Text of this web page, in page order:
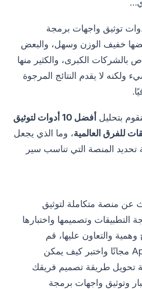
توثيق واجهات برمجة
خفيف الوزن وسهل، والبعض
الكبرى، والكثير منها
لا يقدم النتائج المرجوة
بتحليل
أفضل 10 أدوات لتوثيق
للفرق العالمية، وما الذي يجعل
تحديد المنصة التي تناسب سير
عن منصة متكاملة لتوثيق
التطبيقات وتصميمها واختبارها
وهمية والتعاون عليها، قم
بتنزيل Apidog مجانًا واختبر كيف يمكن
تحويل طريقة تصميم فريقك
وتوثيق واجهات برمجة